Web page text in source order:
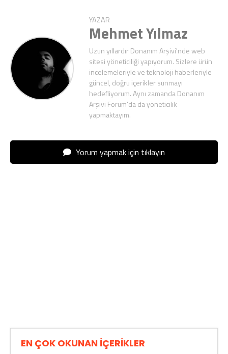
YAZAR
Mehmet Yılmaz
Uzun yıllardır Donanım Arşivi'nde web
sitesi yöneticiliği yapıyorum. Sizlere ürün
incelemeleriyle ve teknoloji haberleriyle
güncel, doğru içerikler sunmayı
hedefliyorum. Aynı zamanda Donanım
Arşivi Forum'da da yöneticilik
yapmaktayım.
Yorum yapmak için tıklayın
EN ÇOK OKUNAN İÇERİKLER